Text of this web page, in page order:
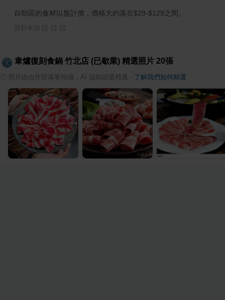
自助區的食材以盤計價，價格大約落在$29-$129之間。
韋爐復刻食鍋 竹北店 (已歇業) 精選照片 20張
照片由合作部落客拍攝，AI 協助篩選精選 了解我們如何精選